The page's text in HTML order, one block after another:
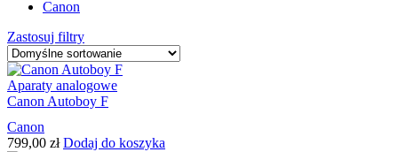
Canon
Zastosuj filtry
Aparaty analogowe
Canon Autoboy F
Canon
799,00 zł Dodaj do koszyka